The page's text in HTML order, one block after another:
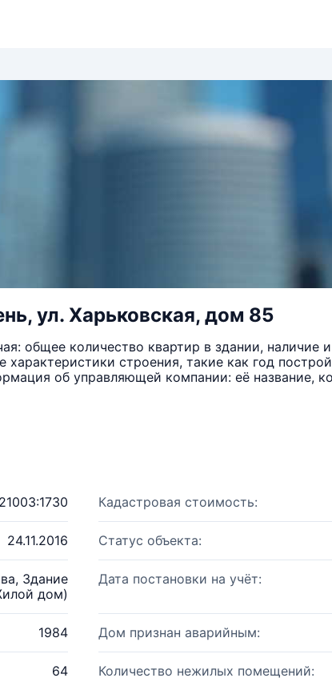
ул. Харьковская, дом 85
общее количество квартир в здании, наличие
строения, такие как год
об управляющей компании: её название,
Кадастровая стоимость:
24.11.2016 Статус объекта:
Здание
дом)
Дата постановки на учёт:
1984 Дом признан аварийным:
64 Количество нежилых помещений: